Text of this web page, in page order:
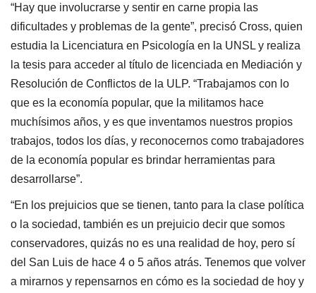
“Hay que involucrarse y sentir en carne propia las
dificultades y problemas de la gente”, precisó Cross, quien
estudia la Licenciatura en Psicología en la UNSL y realiza
la tesis para acceder al título de licenciada en Mediación y
Resolución de Conflictos de la ULP. “Trabajamos con lo
que es la economía popular, que la militamos hace
muchísimos años, y es que inventamos nuestros propios
trabajos, todos los días, y reconocernos como trabajadores
de la economía popular es brindar herramientas para
desarrollarse”.
“En los prejuicios que se tienen, tanto para la clase política
o la sociedad, también es un prejuicio decir que somos
conservadores, quizás no es una realidad de hoy, pero sí
del San Luis de hace 4 o 5 años atrás. Tenemos que volver
a mirarnos y repensarnos en cómo es la sociedad de hoy y